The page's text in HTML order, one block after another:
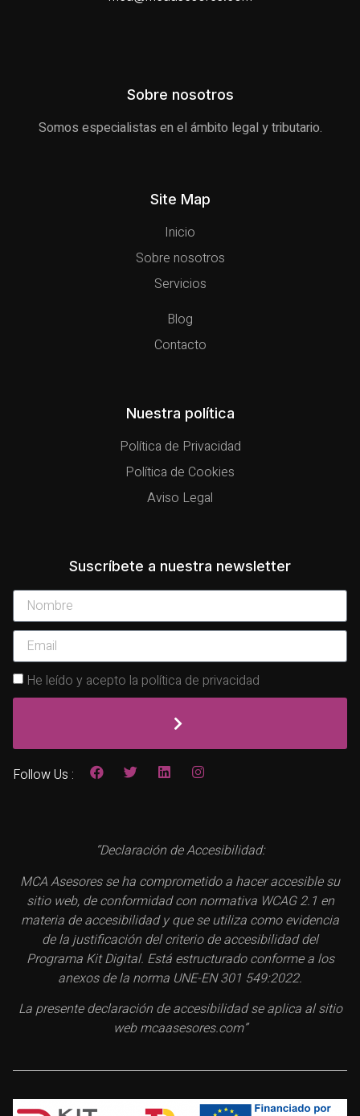
Sobre nosotros
Somos especialistas en el ámbito legal y tributario.
Site Map
Inicio
Sobre nosotros
Servicios
Blog
Contacto
Nuestra política
Política de Privacidad
Política de Cookies
Aviso Legal
Suscríbete a nuestra newsletter
He leído y acepto la política de privacidad
Follow Us :
“Declaración de Accesibilidad:
MCA Asesores se ha comprometido a hacer accesible su
sitio web, de conformidad con normativa WCAG 2.1 en
materia de accesibilidad y que se utiliza como evidencia
de la justificación del criterio de accesibilidad del
Programa Kit Digital. Está estructurado conforme a los
anexos de la norma UNE-EN 301 549:2022.
La presente declaración de accesibilidad se aplica al sitio
web mcaasesores.com”